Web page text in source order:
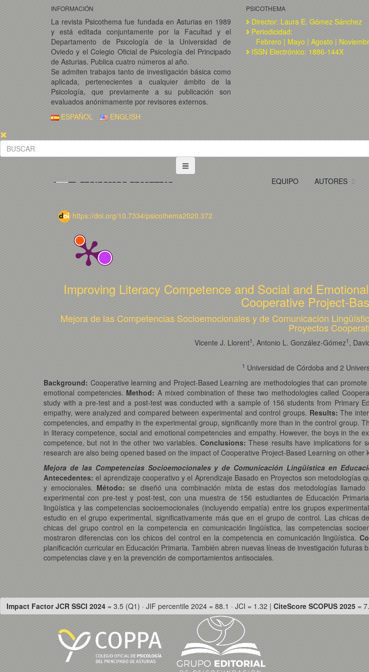
INFORMACIÓN
La revista Psicothema fue fundada en Asturias en 1989
y está editada conjuntamente por la Facultad y el
Departamento de Psicología de la Universidad de
Oviedo y el Colegio Oficial de Psicología del Principado
de Asturias. Publica cuatro números al año.
Se admiten trabajos tanto de investigación básica como
aplicada, pertenecientes a cualquier ámbito de la
Psicología, que previamente a su publicación son
evaluados anónimamente por revisores externos.
PSICOTHEMA
Director: Laura E. Gómez Sánchez
Periodicidad:
Febrero | Mayo | Agosto |
ISSN Electrónico: 1886-144X
ESPAÑOL ENGLISH
EQUIPO AUTORES
https://doi.org/10.7334/psicothema2020.372
Improving Literacy Competence and Social and
Cooperative Project-
Mejora de las Competencias Socioemocionales y de Comunicación
Proyectos
Vicente J. Llorent1 , Antonio L. González-Gómez1 ,
1 Universidad de Córdoba and 2
Background: Cooperative learning and Project-Based Learning are methodologies that can
emotional competencies.Method: A mixed combination of these two methodologies called
study with a pre-test and a post-test was conducted with a sample of 156 students from Primary
empathy, were analyzed and compared between experimental and control groups. Results: The
competencies, and empathy in the experimental group, significantly more than in the control group.
in literacy competence, social and emotional competencies and empathy. However, the boys in the
competence, but not in the other two variables. Conclusions:These results have implications for
research are also being opened based on the impact of Cooperative Project-Based Learning on
Mejora de las Competencias Socioemocionales y de Comunicación Lingüística en
Antecedentes: el aprendizaje cooperativo y el Aprendizaje Basado en Proyectos son
y emocionales. Método: se diseñó una combinación mixta de estas dos metodologías
experimental con pre-test y post-test, con una muestra de 156 estudiantes de Educación
lingüística y las competencias socioemocionales (incluyendo empatía) entre los grupos
estudio en el grupo experimental, significativamente más que en el grupo de control. Las chicas
chicas del grupo control en la competencia en comunicación lingüística, las competencias
mostraron diferencias con los chicos del control en la competencia en comunicación lingüística.
planificación curricular en Educación Primaria. También abren nuevas líneas de investigación
competencias clave y en la prevención de comportamientos antisociales.
Impact Factor JCR SSCI 2024 = 3.5 (Q1) · JIF percentile 2024 = 88.1 · JCI = 1.32 | CiteScore SCOPUS 2025 =